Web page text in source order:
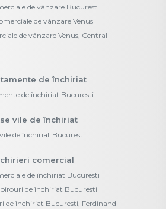
de vânzare Bucuresti
de vânzare Venus
de vânzare Venus, Central
de închiriat
de închiriat Bucuresti
vile de închiriat
vile de închiriat Bucuresti
comercial
de închiriat Bucuresti
de închiriat Bucuresti
de închiriat Bucuresti, Ferdinand